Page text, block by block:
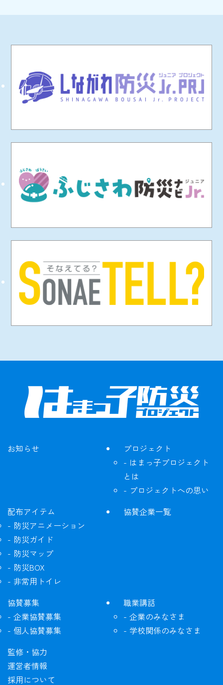
お知らせ
プロジェクト
はまっ子プロジェクト
とは
プロジェクトへの思い
配布アイテム
防災アニメーション
防災ガイド
防災マップ
防災BOX
非常用トイレ
協賛企業一覧
協賛募集
企業協賛募集
個人協賛募集
職業講話
企業のみなさま
学校関係のみなさま
監修・協力
運営者情報
採用について